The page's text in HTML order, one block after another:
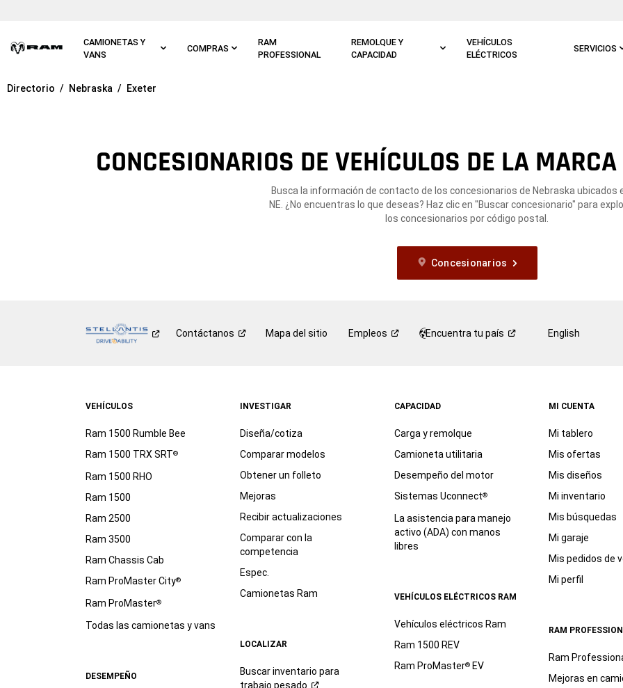
CAMIONETAS Y
VANS
COMPRAS
RAM
PROFESSIONAL
REMOLQUE Y
CAPACIDAD
VEHÍCULOS
ELÉCTRICOS
SERVICIOS
Ir a
Directorio Nebraska Exeter
CONCESIONARIOS DE VEHÍCULOS DE LA
Busca la información de contacto de los concesionarios de Nebraska ubicados
NE. ¿No encuentras lo que deseas? Haz clic en "Buscar concesionario" para
los concesionarios por código postal.
Concesionarios
Contáctanos Mapa del sitio Empleos Encuentra tu país English
VEHÍCULOS
Ram 1500 Rumble Bee
Ram 1500 TRX SRT®
Ram 1500 RHO
Ram 1500
Ram 2500
Ram 3500
Ram Chassis Cab
Ram ProMaster City®
Ram ProMaster®
Todas las camionetas y vans
DESEMPEÑO
INVESTIGAR
Diseña/cotiza
Comparar modelos
Obtener un folleto
Mejoras
Recibir actualizaciones
Comparar con la
competencia
Espec.
Camionetas Ram
LOCALIZAR
Buscar inventario para
trabajo pesado
CAPACIDAD
Carga y remolque
Camioneta utilitaria
Desempeño del motor
Sistemas Uconnect®
La asistencia para manejo
activo (ADA) con manos
libres
VEHÍCULOS ELÉCTRICOS RAM
Vehículos eléctricos Ram
Ram 1500 REV
Ram ProMaster®EV
MI CUENTA
Mi tablero
Mis ofertas
Mis diseños
Mi inventario
Mis búsquedas
Mi garaje
Mis pedidos de
Mi perfil
RAM
Ram
Mejoras en